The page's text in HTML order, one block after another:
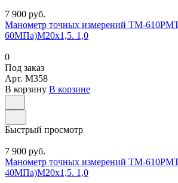
7 900 руб.
Манометр точных измерений ТМ-
60МПа)М20х1,5. 1,0
0
Под заказ
Арт. M358
В корзину В корзине
Быстрый просмотр
7 900 руб.
Манометр точных измерений ТМ-
40МПа)М20х1,5. 1,0